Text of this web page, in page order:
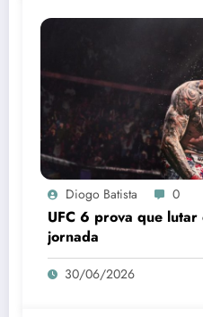
Diogo Batista 0
UFC 6 prova que
jornada
30/06/2026